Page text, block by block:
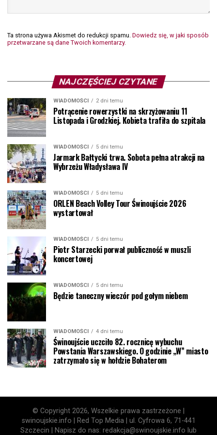
Ta strona używa Akismet do redukcji spamu. Dowiedz się, w jaki sposób
przetwarzane są dane Twoich komentarzy.
NAJCZĘŚCIEJ CZYTANE
WIADOMOŚCI 2 dni temu
Potrącenie rowerzystki na skrzyżowaniu 11
Listopada i Grodzkiej. Kobieta trafiła do szpitala
WIADOMOŚCI 5 dni temu
Jarmark Bałtycki trwa. Sobota pełna atrakcji na
Wybrzeżu Władysława IV
WIADOMOŚCI 5 dni temu
ORLEN Beach Volley Tour Świnoujście 2026
wystartował
WIADOMOŚCI 5 dni temu
Piotr Starzecki porwał publiczność w muszli
koncertowej
WIADOMOŚCI 5 dni temu
Będzie taneczny wieczór pod gołym niebem
WIADOMOŚCI 4 dni temu
Świnoujście uczciło 82. rocznicę wybuchu
Powstania Warszawskiego. O godzinie „W” miasto
zatrzymało się w hołdzie Bohaterom
© Copyright 2026, Wszelkie prawa zastrzeżone |
swinoujskie.info | Red Top Media | ul. Cyfrowa 6, 71-441
Szczecin | Napisz do nas: redakcja@swinoujskie.info lub